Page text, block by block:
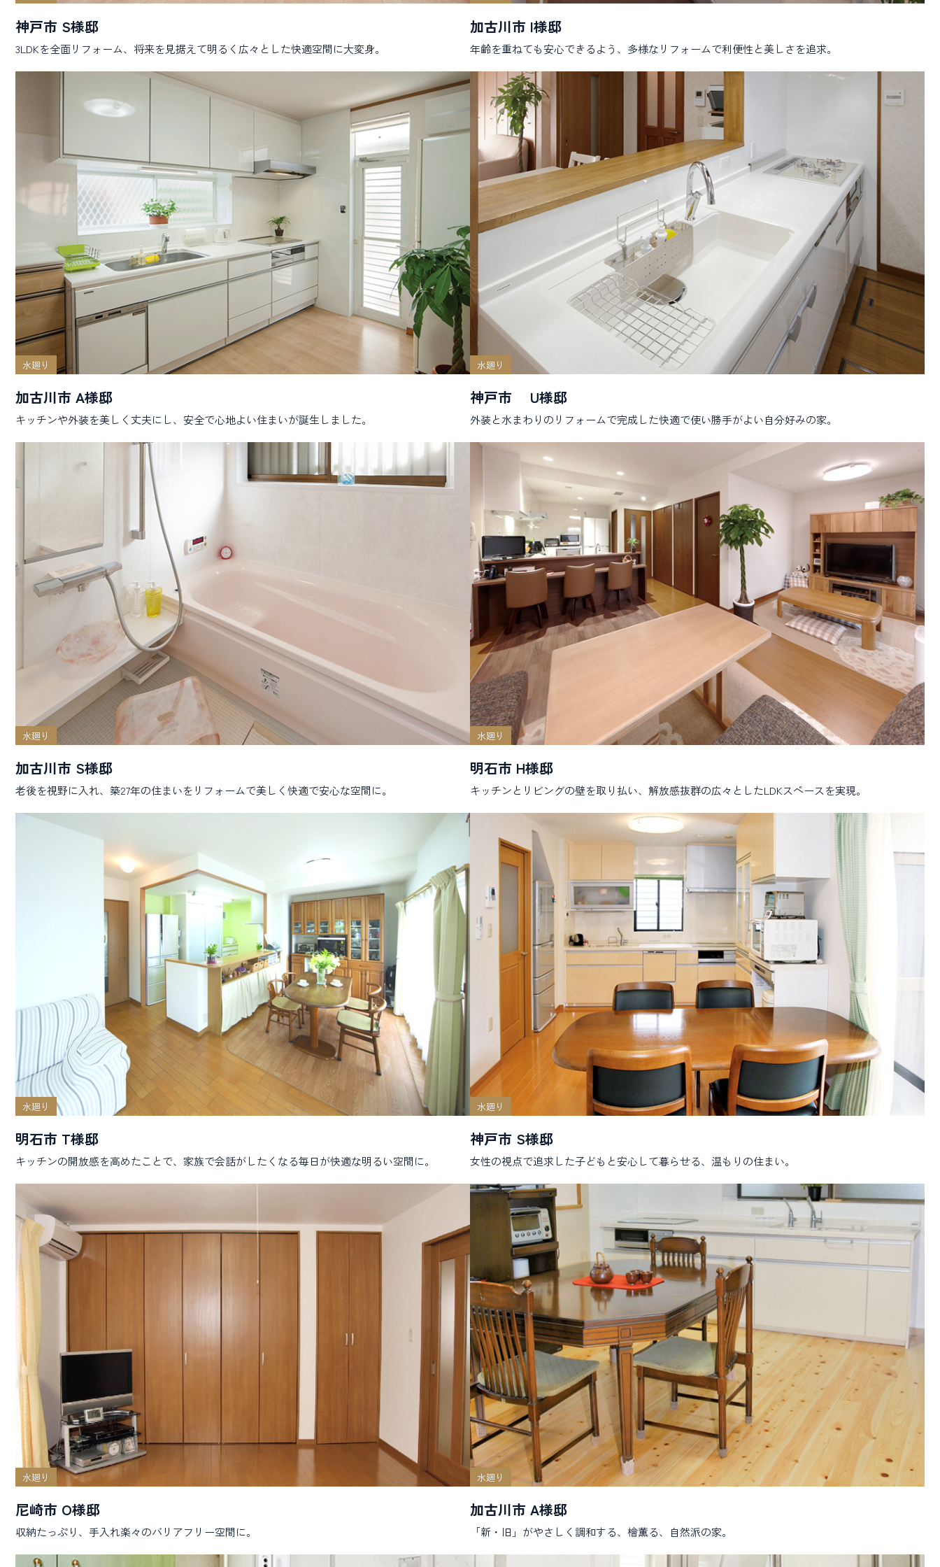
神戸市 S様邸
3LDKを全面リフォーム、将来を見据えて明るく広々とした快適空間に大変身。
加古川市 I様邸
年齢を重ねても安心できるよう、多様なリフォームで利便性と美しさを追求。
水廻り
加古川市 A様邸
キッチンや外装を美しく丈夫にし、安全で心地よい住まいが誕生しました。
水廻り
神戸市 U様邸
外装と水まわりのリフォームで完成した快適で使い勝手がよい自分好みの家。
水廻り
加古川市 S様邸
老後を視野に入れ、築27年の住まいをリフォームで美しく快適で安心な空間に。
水廻り
明石市 H様邸
キッチンとリビングの壁を取り払い、解放感抜群の広々としたLDKスペースを実現。
水廻り
明石市 T様邸
キッチンの開放感を高めたことで、家族で会話がしたくなる毎日が快適な明るい空間に。
水廻り
神戸市 S様邸
女性の視点で追求した子どもと安心して暮らせる、温もりの住まい。
水廻り
尼崎市 O様邸
収納たっぷり、手入れ楽々のバリアフリー空間に。
水廻り
加古川市 A様邸
「新・旧」がやさしく調和する、檜薫る、自然派の家。